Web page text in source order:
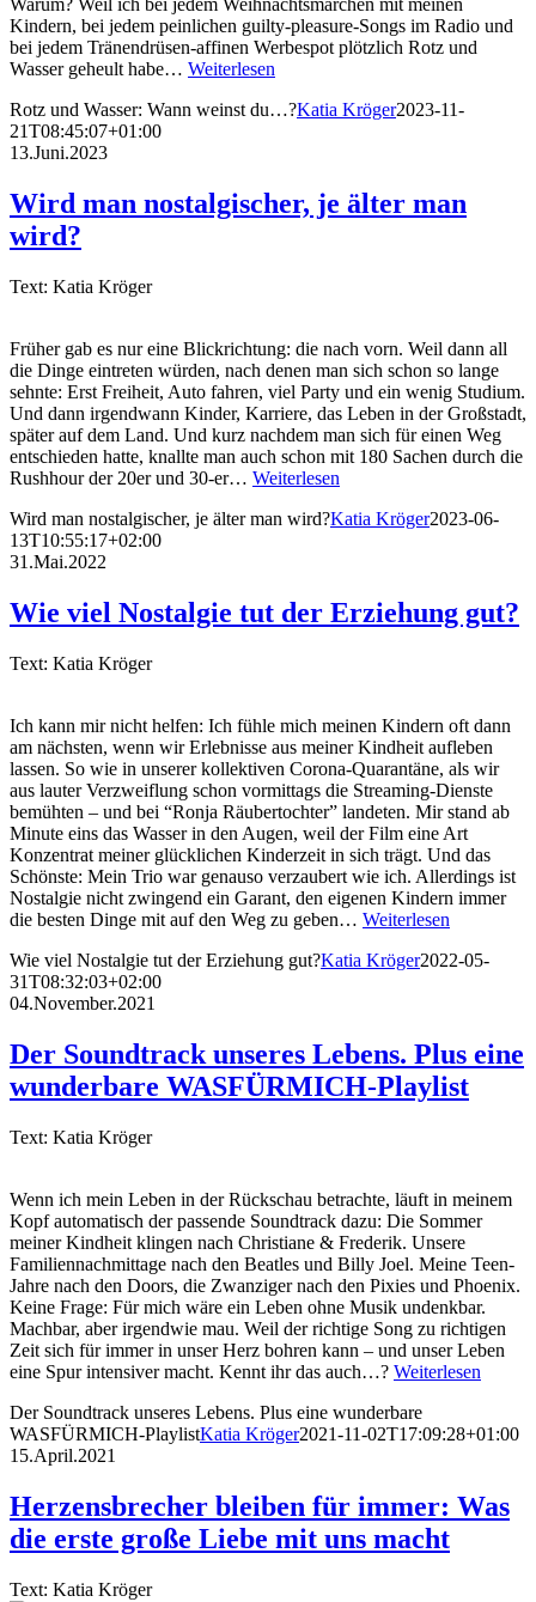
Warum? Weil ich bei jedem Weihnachtsmärchen mit meinen
Kindern, bei jedem peinlichen guilty-pleasure-Songs im Radio und
bei jedem Tränendrüsen-affinen Werbespot plötzlich Rotz und
Wasser geheult habe… Weiterlesen
Rotz und Wasser: Wann weinst du…?Katia Kröger2023-11-
21T08:45:07+01:00
13.Juni.2023
Wird man nostalgischer, je älter man
wird?
Text: Katia Kröger
Früher gab es nur eine Blickrichtung: die nach vorn. Weil dann all
die Dinge eintreten würden, nach denen man sich schon so lange
sehnte: Erst Freiheit, Auto fahren, viel Party und ein wenig Studium.
Und dann irgendwann Kinder, Karriere, das Leben in der Großstadt,
später auf dem Land. Und kurz nachdem man sich für einen Weg
entschieden hatte, knallte man auch schon mit 180 Sachen durch die
Rushhour der 20er und 30-er… Weiterlesen
Wird man nostalgischer, je älter man wird?Katia Kröger2023-06-
13T10:55:17+02:00
31.Mai.2022
Wie viel Nostalgie tut der Erziehung gut?
Text: Katia Kröger
Ich kann mir nicht helfen: Ich fühle mich meinen Kindern oft dann
am nächsten, wenn wir Erlebnisse aus meiner Kindheit aufleben
lassen. So wie in unserer kollektiven Corona-Quarantäne, als wir
aus lauter Verzweiflung schon vormittags die Streaming-Dienste
bemühten – und bei “Ronja Räubertochter” landeten. Mir stand ab
Minute eins das Wasser in den Augen, weil der Film eine Art
Konzentrat meiner glücklichen Kinderzeit in sich trägt. Und das
Schönste: Mein Trio war genauso verzaubert wie ich. Allerdings ist
Nostalgie nicht zwingend ein Garant, den eigenen Kindern immer
die besten Dinge mit auf den Weg zu geben… Weiterlesen
Wie viel Nostalgie tut der Erziehung gut?Katia Kröger2022-05-
31T08:32:03+02:00
04.November.2021
Der Soundtrack unseres Lebens. Plus eine
wunderbare WASFÜRMICH-Playlist
Text: Katia Kröger
Wenn ich mein Leben in der Rückschau betrachte, läuft in meinem
Kopf automatisch der passende Soundtrack dazu: Die Sommer
meiner Kindheit klingen nach Christiane & Frederik. Unsere
Familiennachmittage nach den Beatles und Billy Joel. Meine Teen-
Jahre nach den Doors, die Zwanziger nach den Pixies und Phoenix.
Keine Frage: Für mich wäre ein Leben ohne Musik undenkbar.
Machbar, aber irgendwie mau. Weil der richtige Song zu richtigen
Zeit sich für immer in unser Herz bohren kann – und unser Leben
eine Spur intensiver macht. Kennt ihr das auch…? Weiterlesen
Der Soundtrack unseres Lebens. Plus eine wunderbare
WASFÜRMICH-PlaylistKatia Kröger2021-11-02T17:09:28+01:00
15.April.2021
Herzensbrecher bleiben für immer: Was
die erste große Liebe mit uns macht
Text: Katia Kröger